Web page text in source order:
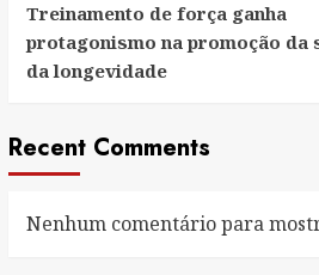
Treinamento de força ganha
protagonismo na promoção da
da longevidade
Recent Comments
Nenhum comentário para